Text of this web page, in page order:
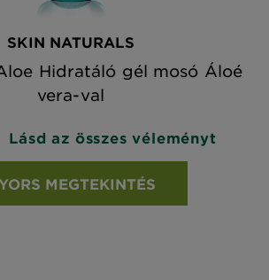
SKIN NATURALS
Hidratáló gél mosó Áloé
vera-val
Lásd az összes véleményt
MEGTEKINTÉS